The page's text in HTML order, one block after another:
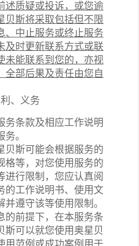
述质疑或投诉，或您逾
贝斯将采取包括但不限
、中止服务或终止服务
及时更新联系方式或联
未能联系到您的，亦视
全部后果及责任由您自
、义务
务条款及相应工作说明
。
贝斯可能会根据服务的
格等，对您使用服务的
进行限制，您应认真阅
的工作说明书、使用文
遵守该等使用限制。
的前提下，在本服务条
斯可以就您使用奥星贝
用范例或成功案例用于